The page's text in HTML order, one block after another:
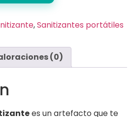
,Sanitizantes portátiles
(0)
es un artefacto que te